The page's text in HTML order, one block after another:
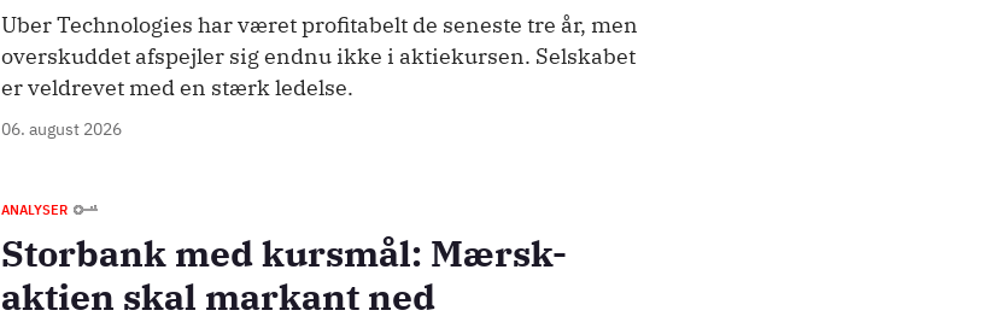
Uber Technologies har været profitabelt de seneste tre år, men
overskuddet afspejler sig endnu ikke i aktiekursen. Selskabet
er veldrevet med en stærk ledelse.
06. august 2026
ANALYSER
Storbank med kursmål: Mærsk-
aktien skal markant ned